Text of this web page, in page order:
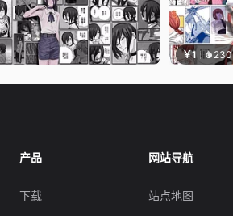
￥1 230
产品
下载
网站导航
站点地图